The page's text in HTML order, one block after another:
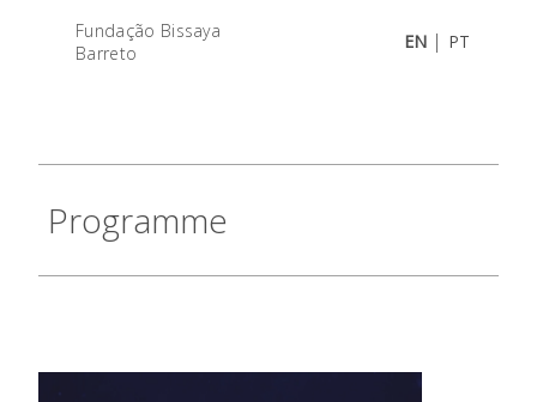
Fundação Bissaya
Barreto
EN | PT
Programme